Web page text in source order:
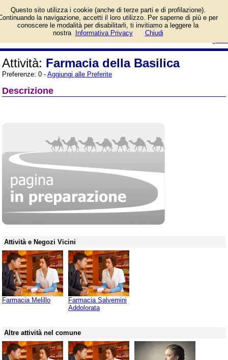
di telefono di Farmacia della
Basilica a Bari, Via Palazzo di
Città, 44. Categoria Farmacie.
Attività: Farmacia della Basilica
Preferenze: 0 - Aggiungi alle Preferite
Descrizione
Attività e Negozi Vicini
Farmacia Melillo
Farmacia Salvemini
Addolorata
Altre attività nel comune
Questo sito utilizza i cookie (anche di terze parti e di profilazione).
la navigazione, accetti il loro utilizzo. Per saperne di più e per
conoscere le modalità per disabilitarli, ti invitiamo a leggere la
nostra
Informativa Privacy Chiudi